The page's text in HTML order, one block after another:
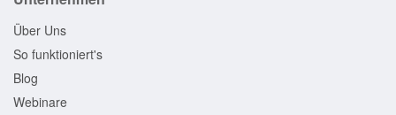
Über Uns
So funktioniert's
Blog
Webinare